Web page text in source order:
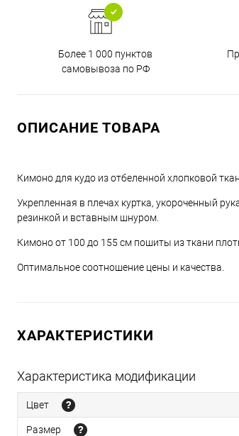
Более 1 000 пунктов
самовывоза по РФ
ОПИСАНИЕ ТОВАРА
Кимоно для кудо из отбеленной хлопковой
Укрепленная в плечах куртка, укороченный
резинкой и вставным шнуром.
Кимоно от 100 до 155 см пошиты из ткани
Оптимальное соотношение цены и качества.
ХАРАКТЕРИСТИКИ
Характеристика модификации
Цвет
Размер